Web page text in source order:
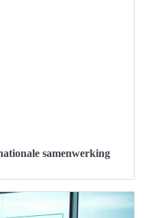
samenwerking